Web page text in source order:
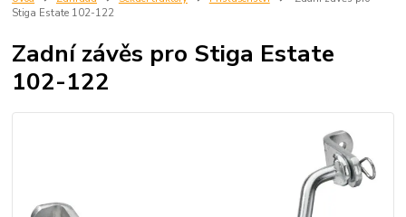
Stiga Estate 102-122
Zadní závěs pro Stiga Estate
102-122